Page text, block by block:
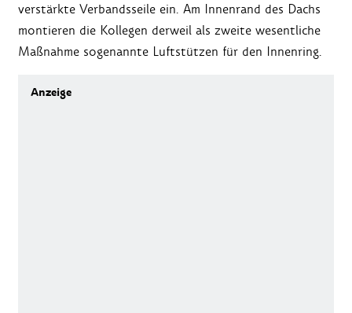
verstärkte Verbandsseile ein. Am Innenrand des Dachs
montieren die Kollegen derweil als zweite wesentliche
Maßnahme sogenannte Luftstützen für den Innenring.